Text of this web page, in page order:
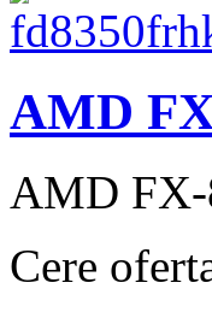
AMD
AMD FX-
Cere